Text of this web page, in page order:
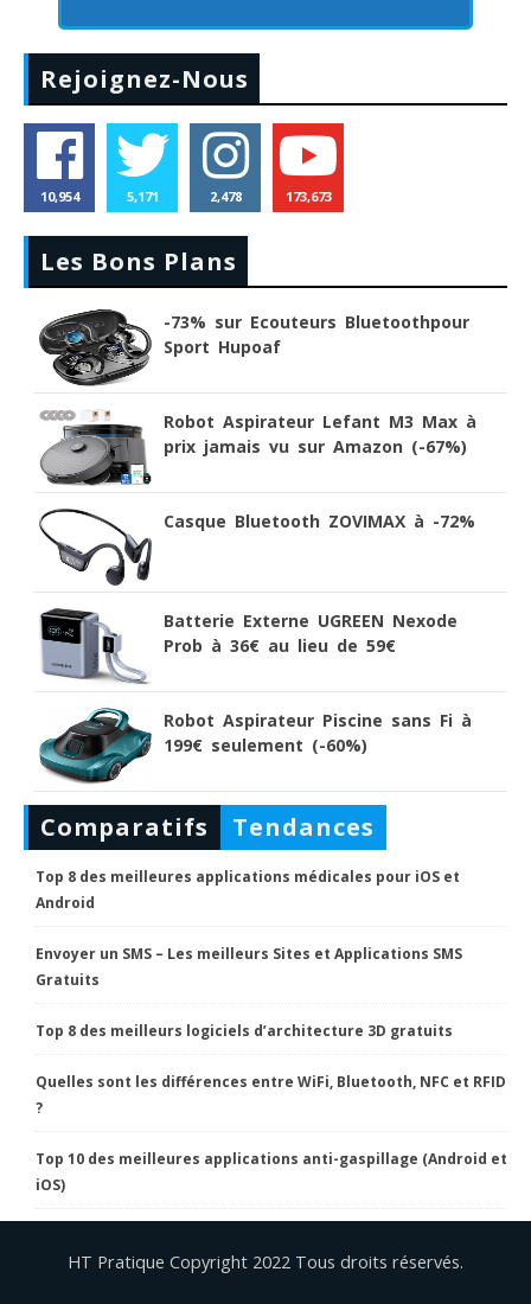
Rejoignez-Nous
10,954 5,171 2,478 173,673
Les Bons Plans
-73% sur Ecouteurs Bluetoothpour
Sport Hupoaf
Robot Aspirateur Lefant M3 Max à
prix jamais vu sur Amazon (-67%)
Casque Bluetooth ZOVIMAX à -72%
Batterie Externe UGREEN Nexode
Prob à 36€ au lieu de 59€
Robot Aspirateur Piscine sans Fi à
199€ seulement (-60%)
Comparatifs Tendances
Top 8 des meilleures applications médicales pour iOS et
Android
Envoyer un SMS – Les meilleurs Sites et Applications SMS
Gratuits
Top 8 des meilleurs logiciels d’architecture 3D gratuits
Quelles sont les différences entre WiFi, Bluetooth, NFC et RFID
?
Top 10 des meilleures applications anti-gaspillage (Android et
iOS)
HT Pratique Copyright 2022 Tous droits réservés.